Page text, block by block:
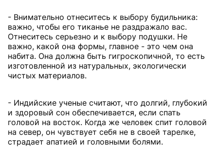
- Внимательно отнеситесь к выбору будильника:
важно, чтобы его тиканье не раздражало вас.
Отнеситесь серьезно и к выбору подушки. Не
важно, какой она формы, главное - это чем она
набита. Она должна быть гигроскопичной, то есть
изготовленной из натуральных, экологически
чистых материалов.
- Индийские ученые считают, что долгий, глубокий
и здоровый сон обеспечивается, если спать
головой на восток. Когда же человек спит головой
на север, он чувствует себя не в своей тарелке,
страдает апатией и головными болями.